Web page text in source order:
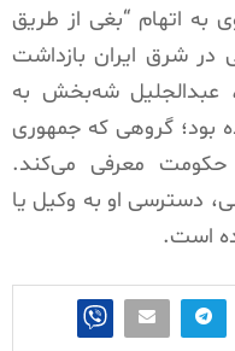
به اتهام “بغی از طریق
در شرق ایران بازداشت
عبدالجلیل شه‌بخش به
بود؛ گروهی که جمهوری
معرفی می‌کند.
دسترسی او به وکیل یا
است.